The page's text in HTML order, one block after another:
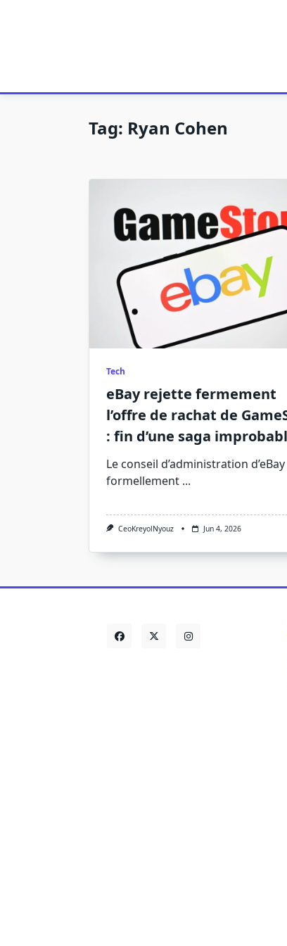
Tag: Ryan Cohen
Tech
eBay rejette fermement
l’offre de rachat de
: fin d’une saga
Le conseil d’administration d’eBay
formellement ...
CeoKreyolNyouz Jun 4, 2026